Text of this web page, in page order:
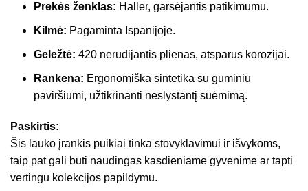
Prekės ženklas: Haller, garsėjantis patikimumu.
Kilmė: Pagaminta Ispanijoje.
Geležtė: 420 nerūdijantis plienas, atsparus korozijai.
Rankena: Ergonomiška sintetika su guminiu
paviršiumi, užtikrinanti neslystantį suėmimą.
Paskirtis:
Šis lauko įrankis puikiai tinka stovyklavimui ir išvykoms,
taip pat gali būti naudingas kasdieniame gyvenime ar tapti
vertingu kolekcijos papildymu.